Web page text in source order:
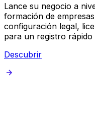
Lance su negocio a
formación de
configuración legal,
para un registro rápido
Descubrir